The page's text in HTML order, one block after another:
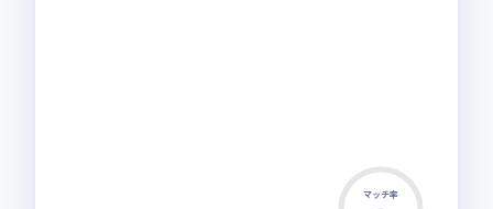
マッチ率